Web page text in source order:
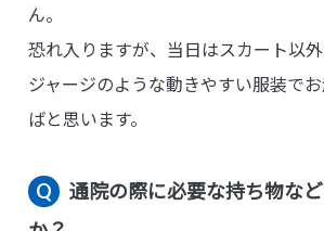
ん。
恐れ入りますが、当日はスカート以
ジャージのような動きやすい服装で
ばと思います。
通院の際に必要な持ち物な